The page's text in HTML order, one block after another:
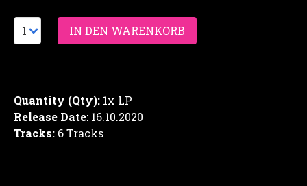
Quantity (Qty): 1x LP
Release Date: 16.10.2020
Tracks: 6 Tracks